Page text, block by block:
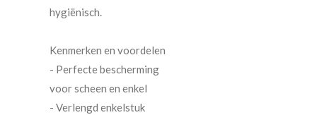
hygiënisch.
Kenmerken en voordelen
- Perfecte bescherming
voor scheen en enkel
- Verlengd enkelstuk